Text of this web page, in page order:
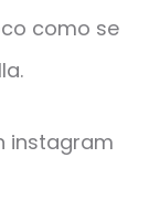
como se
instagram